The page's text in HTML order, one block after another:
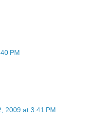
PM
2009 at 3:41 PM